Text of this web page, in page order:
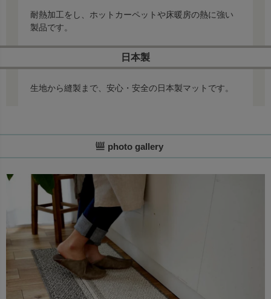
耐熱加工をし、ホットカーペットや床暖房の熱に強い
製品です。
日本製
生地から縫製まで、安心・安全の日本製マットです。
photo gallery